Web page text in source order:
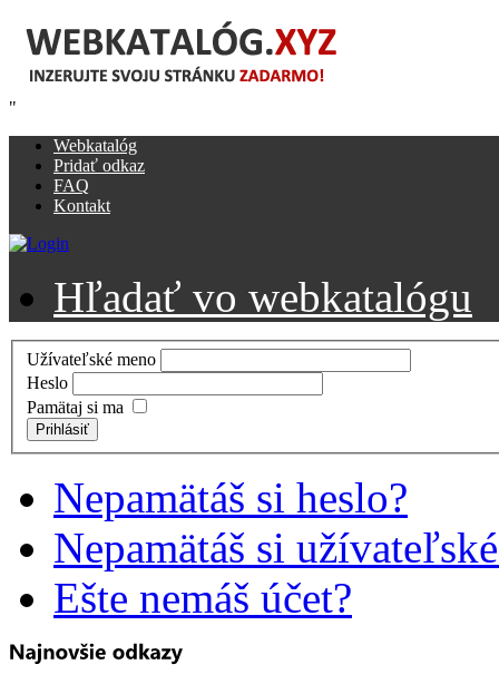
"
Webkatalóg
Pridať odkaz
FAQ
Kontakt
Hľadať vo webkatalógu
Užívateľské meno
Heslo
Pamätaj si ma
Prihlásiť
Nepamätáš si heslo?
Nepamätáš si
Ešte nemáš účet?